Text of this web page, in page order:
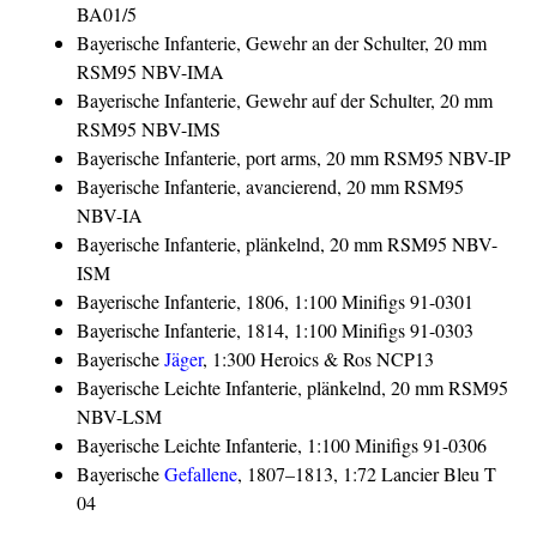
BA01/5
Bayerische Infanterie, Gewehr an der Schulter, 20 mm
RSM95 NBV-IMA
Bayerische Infanterie, Gewehr auf der Schulter, 20 mm
RSM95 NBV-IMS
Bayerische Infanterie, port arms, 20 mm RSM95 NBV-IP
Bayerische Infanterie, avancierend, 20 mm RSM95
NBV-IA
Bayerische Infanterie, plänkelnd, 20 mm RSM95 NBV-
ISM
Bayerische Infanterie, 1806, 1:100 Minifigs 91-0301
Bayerische Infanterie, 1814, 1:100 Minifigs 91-0303
BayerischeJäger, 1:300 Heroics & Ros NCP13
Bayerische Leichte Infanterie, plänkelnd, 20 mm RSM95
NBV-LSM
Bayerische Leichte Infanterie, 1:100 Minifigs 91-0306
BayerischeGefallene, 1807–1813, 1:72 Lancier Bleu T
04